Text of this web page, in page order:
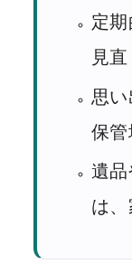
定
見
思い
保
遺
は